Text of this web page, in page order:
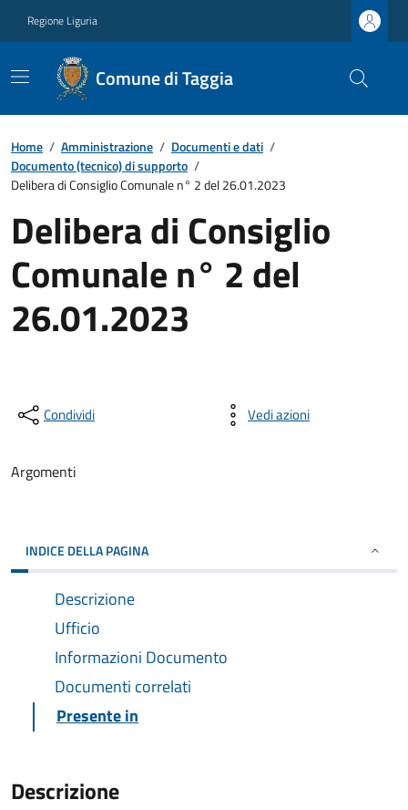
Regione Liguria
Comune di Taggia
Home / Amministrazione / Documenti e dati /
Documento (tecnico) di supporto /
Delibera di Consiglio Comunale n° 2 del 26.01.2023
Delibera di Consiglio
Comunale n° 2 del
26.01.2023
Condividi Vedi azioni
Argomenti
INDICE DELLA PAGINA
Descrizione
Ufficio
Informazioni Documento
Documenti correlati
Presente in
Descrizione